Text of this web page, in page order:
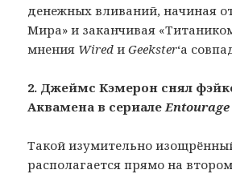
денежных вливаний, начиная
Мира» и заканчивая
мнения Wired иGeekster‘а
2. Джеймс Кэмерон снял
Аквамена в сериале Entourage
Такой изумительно
располагается прямо на